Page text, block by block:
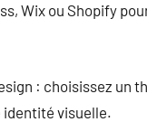
Wix ou Shopify
: choisissez un
identité visuelle.